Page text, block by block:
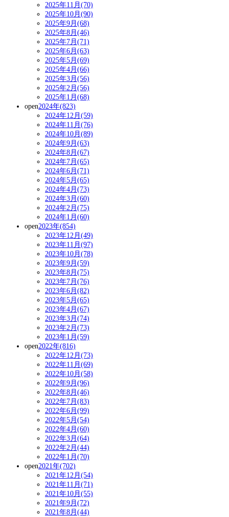
2025年11月(70)
2025年10月(90)
2025年9月(68)
2025年8月(46)
2025年7月(71)
2025年6月(63)
2025年5月(69)
2025年4月(66)
2025年3月(56)
2025年2月(56)
2025年1月(68)
open2024年(823)
2024年12月(59)
2024年11月(76)
2024年10月(89)
2024年9月(63)
2024年8月(67)
2024年7月(65)
2024年6月(71)
2024年5月(65)
2024年4月(73)
2024年3月(60)
2024年2月(75)
2024年1月(60)
open2023年(854)
2023年12月(49)
2023年11月(97)
2023年10月(78)
2023年9月(59)
2023年8月(75)
2023年7月(76)
2023年6月(82)
2023年5月(65)
2023年4月(67)
2023年3月(74)
2023年2月(73)
2023年1月(59)
open2022年(816)
2022年12月(73)
2022年11月(69)
2022年10月(58)
2022年9月(96)
2022年8月(46)
2022年7月(83)
2022年6月(99)
2022年5月(54)
2022年4月(60)
2022年3月(64)
2022年2月(44)
2022年1月(70)
open2021年(702)
2021年12月(54)
2021年11月(71)
2021年10月(55)
2021年9月(72)
2021年8月(44)